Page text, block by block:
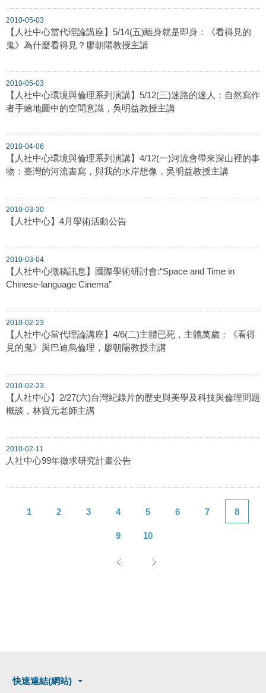
2010-05-03
【人社中心當代理論講座】5/14(五)離身就是即身：《看得見的
鬼》為什麼看得見？廖朝陽教授主講
2010-05-03
【人社中心環境與倫理系列演講】5/12(三)迷路的迷人：自然寫作
者手繪地圖中的空間意識，吳明益教授主講
2010-04-06
【人社中心環境與倫理系列演講】4/12(一)河流會帶來深山裡的事
物：臺灣的河流書寫，與我的水岸想像，吳明益教授主講
2010-03-30
【人社中心】4月學術活動公告
2010-03-04
【人社中心徵稿訊息】國際學術研討會:“Space and Time in
Chinese-language Cinema”
2010-02-23
【人社中心當代理論講座】4/6(二)主體已死，主體萬歲：《看得
見的鬼》與巴迪烏倫理，廖朝陽教授主講
2010-02-23
【人社中心】2/27(六)台灣紀錄片的歷史與美學及科技與倫理問題
概談，林寶元老師主講
2010-02-11
人社中心99年徵求研究計畫公告
1 2 3 4 5 6 7 8
9 10
快速連結(網站)